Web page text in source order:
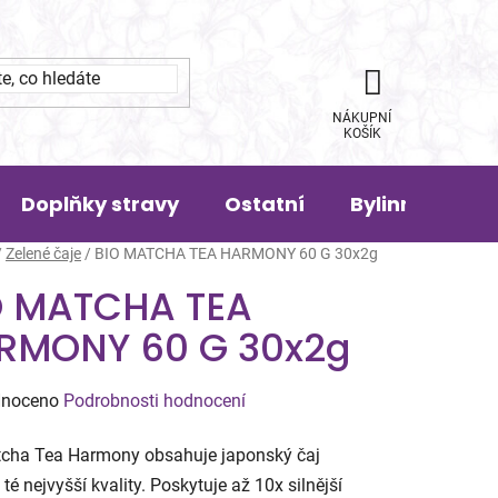
NÁKUPNÍ
KOŠÍK
Doplňky stravy Ostatní Bylinná
Zelené čaje / BIO MATCHA TEA HARMONY 60 G 30x2g
MATCHA TEA
60 G 30x2g
Podrobnosti hodnocení
Tea Harmony obsahuje japonský čaj
nejvyšší kvality. Poskytuje až 10x silnější